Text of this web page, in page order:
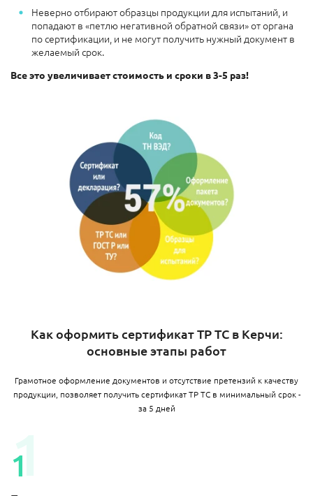
Неверно отбирают образцы продукции для испытаний, и
попадают в «петлю негативной обратной связи» от органа
по сертификации, и не могут получить нужный документ в
желаемый срок.
Все это увеличивает стоимость и сроки в 3-5 раз!
Как оформить сертификат ТР ТС в Керчи:
основные этапы работ
Грамотное оформление документов и отсутствие претензий к качеству
продукции, позволяет получить сертификат ТР ТС в минимальный срок -
за 5 дней